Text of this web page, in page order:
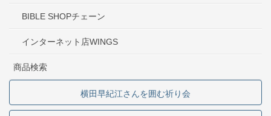
BIBLE SHOPチェーン
インターネット店WINGS
商品検索
横田早紀江さんを囲む祈り会